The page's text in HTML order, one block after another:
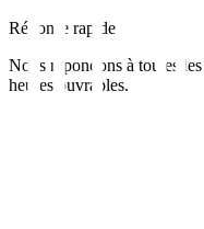
Réponse rapide
Nous répondons à toutes
heures ouvrables.